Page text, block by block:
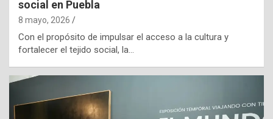
social en Puebla
8 mayo, 2026
Con el propósito de impulsar el acceso a la cultura y
fortalecer el tejido social, la…